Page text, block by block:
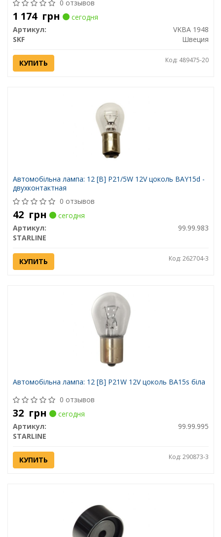
0 отзывов
1 174 грн
сегодня
Артикул:
VKBA 1948
SKF
Швеция
КУПИТЬ Код: 489475-20
Автомобiльна лампа: 12 [В] P21/5W 12V цоколь BAY15d -
двухконтактная
0 отзывов
42 грн
сегодня
Артикул:
99.99.983
STARLINE
КУПИТЬ Код: 262704-3
Автомобiльна лампа: 12 [В] P21W 12V цоколь BA15s біла
0 отзывов
32 грн
сегодня
Артикул:
99.99.995
STARLINE
КУПИТЬ Код: 290873-3